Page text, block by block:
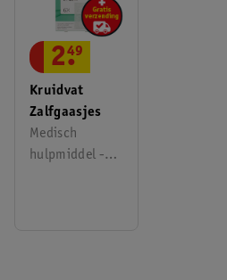
Kruidvat
Zalfgaasjes
Medisch
hulpmiddel -
2.
49